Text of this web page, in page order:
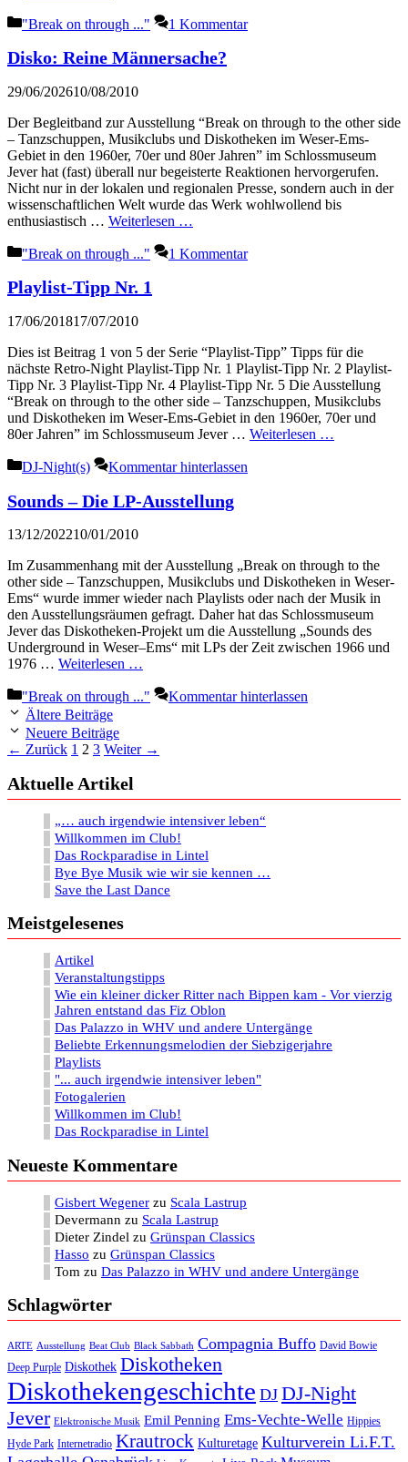
Kategorien
"Break on through ..." 1 Kommentar
Disko: Reine Männersache?
29/06/202610/08/2010
Der Begleitband zur Ausstellung “Break on through to the other side
– Tanzschuppen, Musikclubs und Diskotheken im Weser-Ems-
Gebiet in den 1960er, 70er und 80er Jahren” im Schlossmuseum
Jever hat (fast) überall nur begeisterte Reaktionen hervorgerufen.
Nicht nur in der lokalen und regionalen Presse, sondern auch in der
wissenschaftlichen Welt wurde das Werk wohlwollend bis
enthusiastisch … Weiterlesen …
Kategorien
"Break on through ..." 1 Kommentar
Playlist-Tipp Nr. 1
17/06/201817/07/2010
Dies ist Beitrag 1 von 5 der Serie “Playlist-Tipp” Tipps für die
nächste Retro-Night Playlist-Tipp Nr. 1 Playlist-Tipp Nr. 2 Playlist-
Tipp Nr. 3 Playlist-Tipp Nr. 4 Playlist-Tipp Nr. 5 Die Ausstellung
“Break on through to the other side – Tanzschuppen, Musikclubs
und Diskotheken im Weser-Ems-Gebiet in den 1960er, 70er und
80er Jahren” im Schlossmuseum Jever … Weiterlesen …
Kategorien
DJ-Night(s) Kommentar hinterlassen
Sounds – Die LP-Ausstellung
13/12/202210/01/2010
Im Zusammenhang mit der Ausstellung „Break on through to the
other side – Tanzschuppen, Musikclubs und Diskotheken in Weser-
Ems“ wurde immer wieder nach Playlists oder nach der Musik in
den Ausstellungsräumen gefragt. Daher hat das Schlossmuseum
Jever das Diskotheken-Projekt um die Ausstellung „Sounds des
Underground in Weser–Ems“ mit LPs der Zeit zwischen 1966 und
1976 … Weiterlesen …
Kategorien
"Break on through ..."
Kommentar hinterlassen
Ältere Beiträge
Neuere Beiträge
← Zurück Seite
1 Seite
2 Seite
3 Weiter →
Aktuelle Artikel
„… auch irgendwie intensiver leben“
Willkommen im Club!
Das Rockparadise in Lintel
Bye Bye Musik wie wir sie kennen …
Save the Last Dance
Meistgelesenes
Artikel
Veranstaltungstipps
Wie ein kleiner dicker Ritter nach Bippen kam - Vor vierzig
Jahren entstand das Fiz Oblon
Das Palazzo in WHV und andere Untergänge
Beliebte Erkennungsmelodien der Siebzigerjahre
Playlists
"... auch irgendwie intensiver leben"
Fotogalerien
Willkommen im Club!
Das Rockparadise in Lintel
Neueste Kommentare
Gisbert Wegener zu Scala Lastrup
Devermann zu Scala Lastrup
Dieter Zindel zu Grünspan Classics
Hasso zu Grünspan Classics
Tom zu Das Palazzo in WHV und andere Untergänge
Schlagwörter
ARTE Ausstellung Beat Club Black Sabbath Compagnia Buffo David Bowie
Deep Purple Diskothek Diskotheken
Diskothekengeschichte DJ DJ-Night
Jever Elektronische Musik Emil Penning Ems-Vechte-Welle Hippies
Hyde Park Internetradio Krautrock Kulturetage Kulturverein Li.F.T.